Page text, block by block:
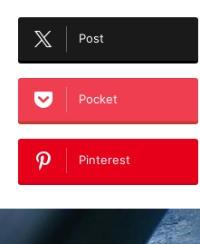
Post
Pocket
Pinterest